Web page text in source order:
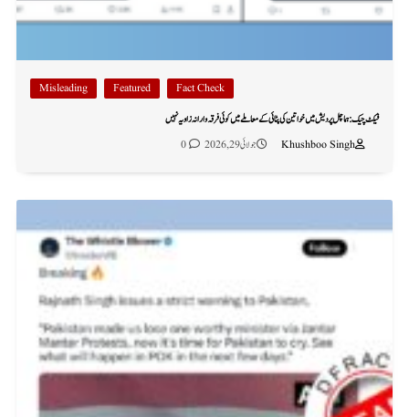
Fact Check
Featured
Misleading
فیکٹ چیک: ہماچل پردیش میں خواتین کی پٹائی کے معاملے میں کوئی فرقہ وارانہ زاویہ نہیں
Khushboo Singh
جولائی 29, 2026 0